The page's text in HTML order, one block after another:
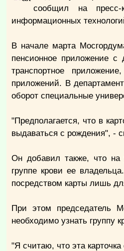
сообщил на пресс-
информационных
В начале марта
пенсионное приложение с
транспортное
приложений. В
оборот специальные
"Предполагается, что в
выдаваться с рождения", -
Он добавил также, что на
группе крови ее
посредством карты лишь
При этом председатель
необходимо узнать группу
"Я считаю, что эта